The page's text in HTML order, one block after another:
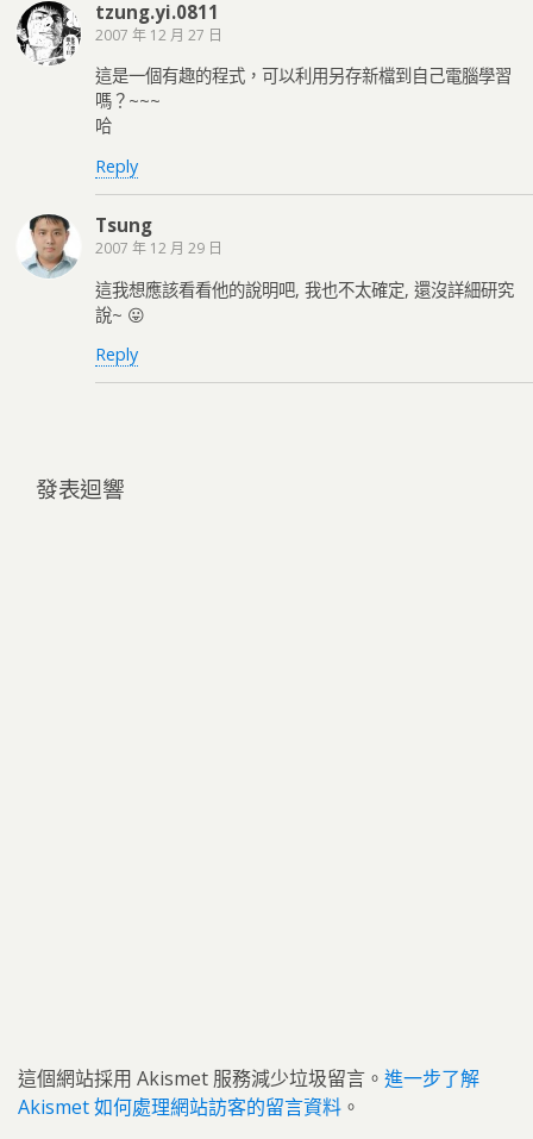
tzung.yi.0811
2007 年 12 月 27 日
這是一個有趣的程式，可以利用另存新檔到自己電腦學習
嗎？~~~
哈
Reply
Tsung
2007 年 12 月 29 日
這我想應該看看他的說明吧, 我也不太確定, 還沒詳細研究
說~ 😛
Reply
發表迴響
這個網站採用 Akismet 服務減少垃圾留言。 進一步了解
Akismet 如何處理網站訪客的留言資料 。